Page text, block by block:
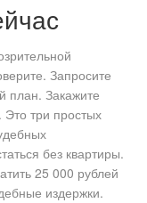
Запросите
план. Закажите
Это три простых
без квартиры.
25 000 рублей
издержки.